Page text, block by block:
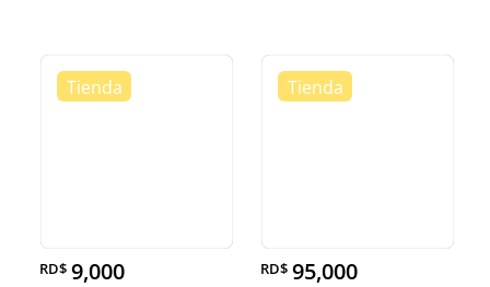
RD$ 9,000 RD$ 95,000